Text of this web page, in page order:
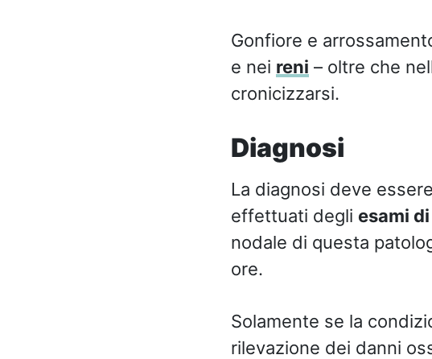
Gonfiore e
e nei reni – oltre che
cronicizzarsi.
Diagnosi
La diagnosi deve
effettuati degli esami
nodale di questa
ore.
Solamente se la
rilevazione dei danni